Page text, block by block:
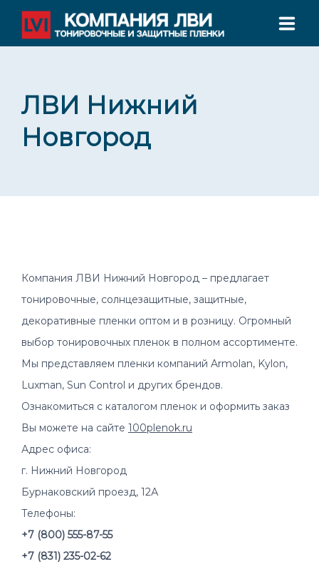
О НАС
УСЛУГИ ТОНИРОВАНИЯ
ТЕЛЕФОН: +7 800 555 78 00
Доставка по всей России
ЛВИ Нижний
Новгород
Компания ЛВИ Нижний Новгород – предлагает
тонировочные, солнцезащитные, защитные,
декоративные пленки оптом и в розницу. Огромный
выбор тонировочных пленок в полном ассортименте.
Мы представляем пленки компаний Armolan, Kylon,
Luxman, Sun Control и других брендов.
Ознакомиться с каталогом пленок и оформить заказ
Вы можете на сайте 100plenok.ru
Адрес офиса:
г. Нижний Новгород
Бурнаковский проезд, 12А
Телефоны:
+7 (800) 555-87-55
+7 (831) 235-02-62